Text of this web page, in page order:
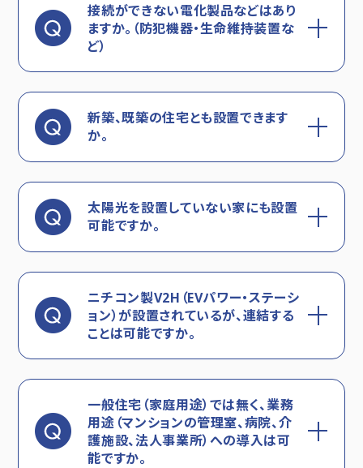
接続ができない電化製品などはあり
ますか。（防犯機器・生命維持装置な
ど）
新築、既築の住宅とも設置できます
か。
太陽光を設置していない家にも設置
可能ですか。
ニチコン製V2H（EVパワー・ステーシ
ョン）が設置されているが、連結する
ことは可能ですか。
一般住宅（家庭用途）では無く、業務
用途（マンションの管理室、病院、介
護施設、法人事業所）への導入は可
能ですか。